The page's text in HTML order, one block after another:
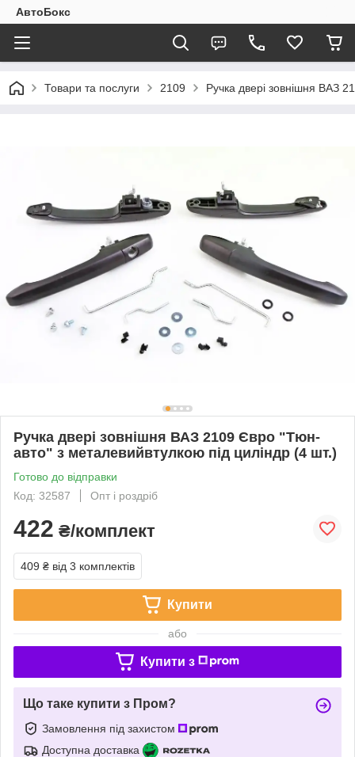
АвтоБокс
Товари та послуги 2109 Ручка двері зовнішня ВАЗ
Ручка двері зовнішня ВАЗ 2109 Євро "Тюн-
авто" з металевийвтулкою під циліндр (4 шт.)
Готово до відправки
Код: 32587
Опт і роздріб
422 ₴/комплект
409 ₴ від 3 комплектів
Купити
або
Купити з
Що таке купити з Пром?
Замовлення під захистом
Доступна доставка